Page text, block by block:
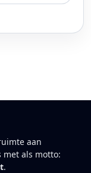
aan
met als motto:
.